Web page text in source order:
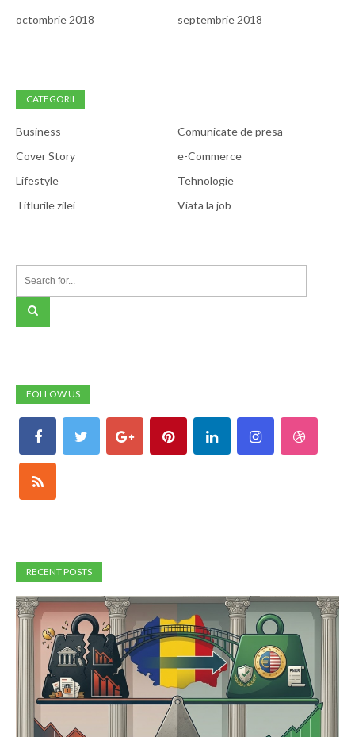
octombrie 2018
septembrie 2018
CATEGORII
Business
Comunicate de presa
Cover Story
e-Commerce
Lifestyle
Tehnologie
Titlurile zilei
Viata la job
FOLLOW US
RECENT POSTS